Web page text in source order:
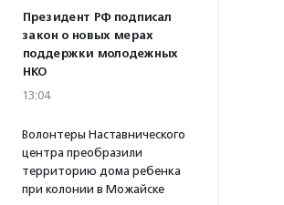
Президент РФ подписал
закон о новых мерах
поддержки молодежных
НКО
13:04
Волонтеры Наставнического
центра преобразили
территорию дома ребенка
при колонии в Можайске